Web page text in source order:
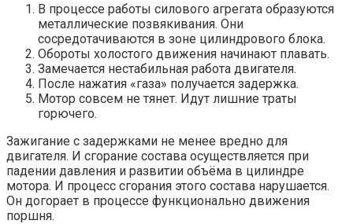
В процессе работы силового агрегата образуются
металлические позвякивания. Они
сосредотачиваются в зоне цилиндрового блока.
Обороты холостого движения начинают плавать.
Замечается нестабильная работа двигателя.
После нажатия «газа» получается задержка.
Мотор совсем не тянет. Идут лишние траты
горючего.
Зажигание с задержками не менее вредно для
двигателя. И сгорание состава осуществляется при
падении давления и развитии объёма в цилиндре
мотора. И процесс сгорания этого состава нарушается.
Он догорает в процессе функционально движения
поршня.